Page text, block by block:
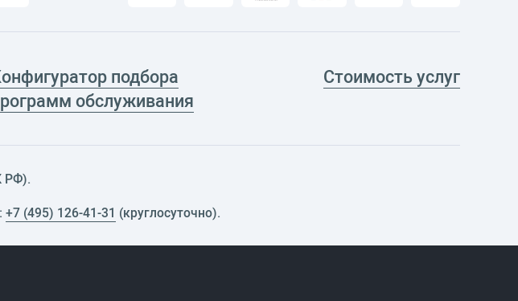
подбора
обслуживания
Стоимость услуг
РФ).
+7 (495) 126-41-31 (круглосуточно).